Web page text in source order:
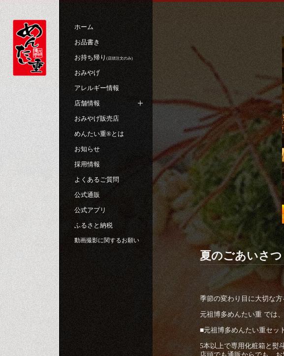
ホーム
お品書き
お持ち帰り (店頭注文のみ)
おみやげ
アレルギー情報
店舗情報
おみやげ販売店
めんたい重®︎とは
お知らせ
採用情報
よくあるご質問
公式通販
公式アプリ
ふるさと納税
動画撮影に関するお願い
夏のごあいさつ
季節の変わり目に大切な
元祖博多めんたい重 では
■元祖博多めんたい重セッ
5本以上で専用化粧箱と熨